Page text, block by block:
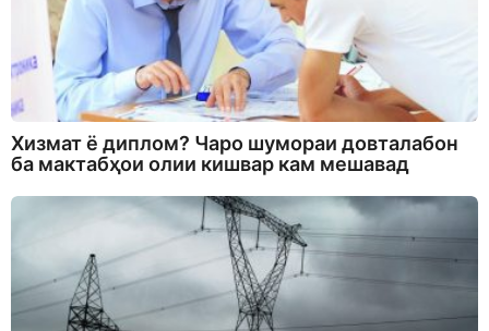
Хизмат ё диплом? Чаро шумораи довталабон
ба мактабҳои олии кишвар кам мешавад